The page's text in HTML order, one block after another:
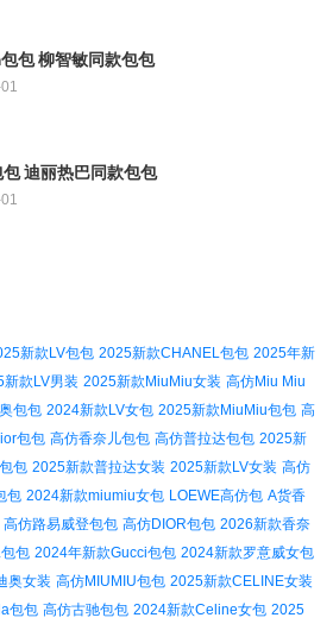
包 柳智敏同款包包
迪丽热巴同款包包
新款LV包包 2025新款CHANEL包包 2025年新
新款LV男装 2025新款MiuMiu女装 高仿Miu Miu
包包 2024新款LV女包 2025新款MiuMiu包包 高
包包 高仿香奈儿包包 高仿普拉达包包 2025新
包 2025新款普拉达女装 2025新款LV女装 高仿
包 2024新款miumiu女包 LOEWE高仿包 A货香
高仿路易威登包包 高仿DIOR包包 2026新款香奈
包 2024年新款Gucci包包 2024新款罗意威女包
奥女装 高仿MIUMIU包包 2025新款CELINE女装
包包 高仿古驰包包 2024新款Celine女包 2025